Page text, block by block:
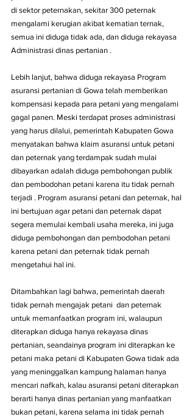
di sektor peternakan, sekitar 300 peternak
mengalami kerugian akibat kematian ternak,
semua ini diduga tidak ada, dan diduga rekayasa
Administrasi dinas pertanian .
Lebih lanjut, bahwa diduga rekayasa Program
asuransi pertanian di Gowa telah memberikan
kompensasi kepada para petani yang mengalami
gagal panen. Meski terdapat proses administrasi
yang harus dilalui, pemerintah Kabupaten Gowa
menyatakan bahwa klaim asuransi untuk petani
dan peternak yang terdampak sudah mulai
dibayarkan adalah diduga pembohongan publik
dan pembodohan petani karena itu tidak pernah
terjadi . Program asuransi petani dan peternak, hal
ini bertujuan agar petani dan peternak dapat
segera memulai kembali usaha mereka, ini juga
diduga pembohongan dan pembodohan petani
karena petani dan peternak tidak pernah
mengetahui hal ini.
Ditambahkan lagi bahwa, pemerintah daerah
tidak pernah mengajak petani  dan peternak
untuk memanfaatkan program ini, walaupun
diterapkan diduga hanya rekayasa dinas
pertanian, seandainya program ini diterapkan ke
petani maka petani di Kabupaten Gowa tidak ada
yang meninggalkan kampung halaman hanya
mencari nafkah, kalau asuransi petani diterapkan
berarti hanya dinas pertanian yang manfaatkan
bukan petani, karena selama ini tidak pernah